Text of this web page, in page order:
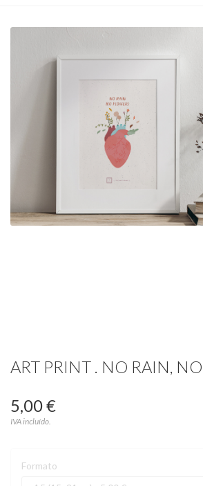
ART PRINT . NO RAIN,
5,00 €
IVA incluído.
Formato